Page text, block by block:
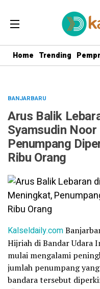
Home Trending
BANJARBARU
Arus Balik
Syamsudin
Penumpang
Ribu Orang
Kalseldaily.com
Hijriah di Bandar Udara
mulai mengalami
jumlah penumpang
bandara tersebut